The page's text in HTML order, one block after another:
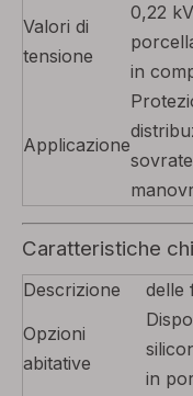
Valori di
tensione
0,22
in
Applicazione
Caratteristiche
Descrizione
delle
Opzioni
abitative
in